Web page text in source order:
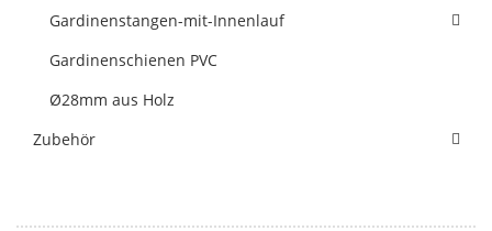
Gardinenstangen-mit-Innenlauf
Gardinenschienen PVC
Ø28mm aus Holz
Zubehör